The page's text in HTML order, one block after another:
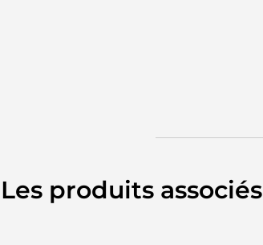
Les produits associés